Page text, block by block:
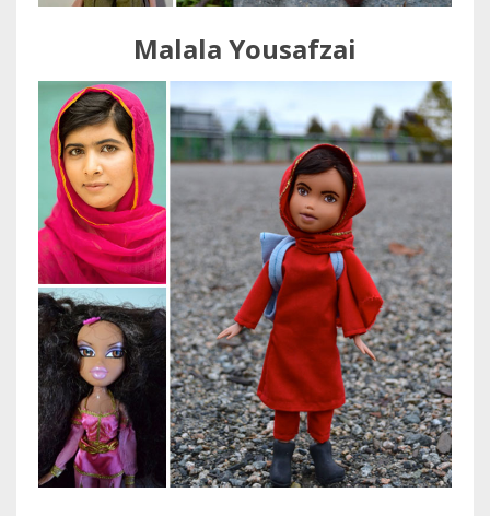
Malala Yousafzai